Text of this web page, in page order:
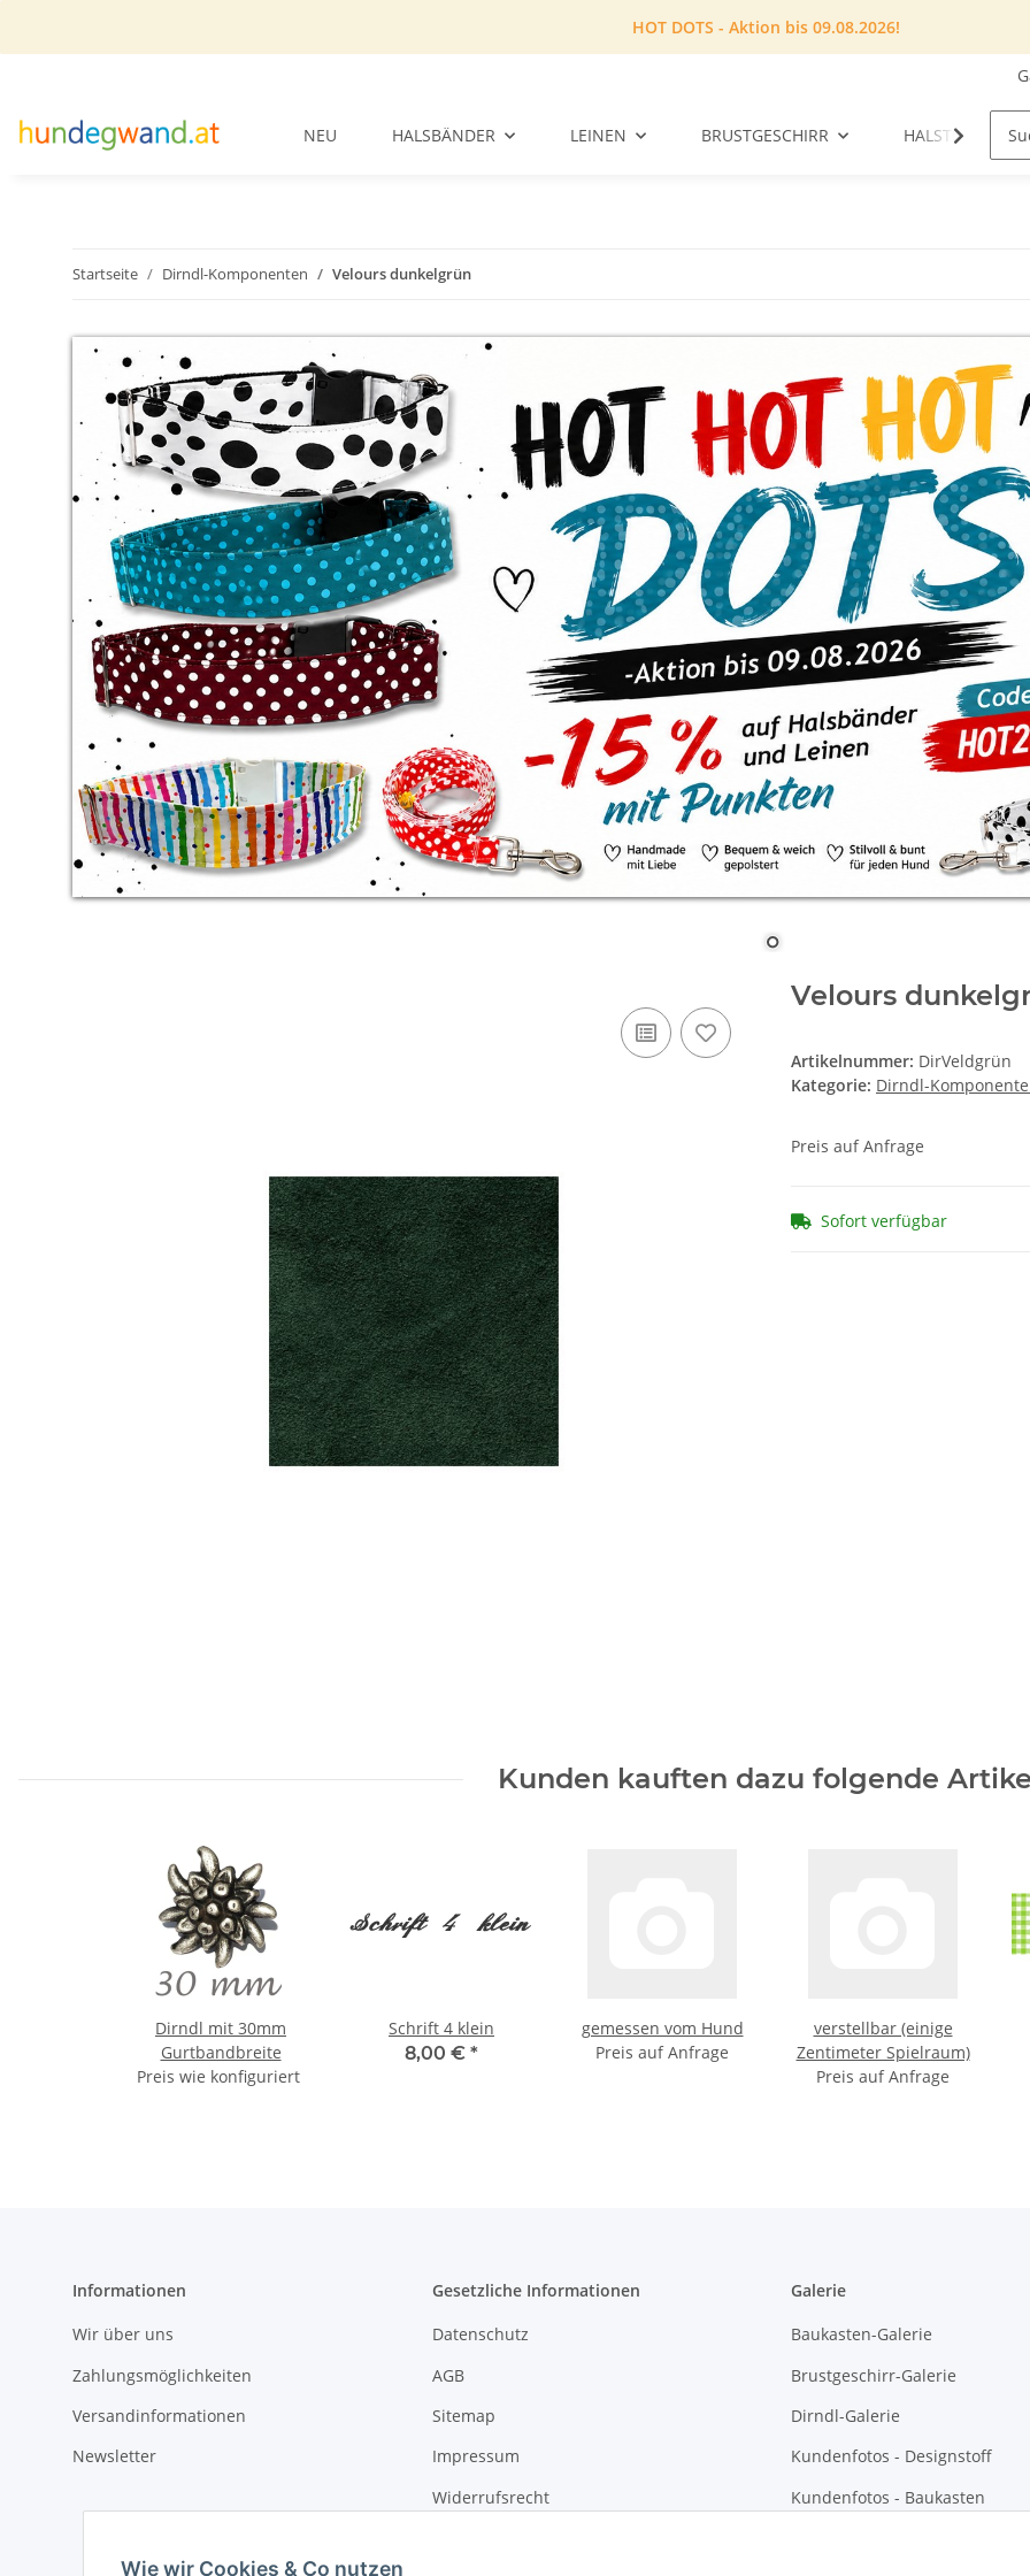
HOT DOTS - Aktion bis 09.08.2026!
NEU HALSBÄNDER LEINEN BRUSTGESCHIRR HALSTUCH
Startseite Dirndl-Komponenten Velours dunkelgrün
Velours
Artikelnummer: DirVeldgrün
Kategorie: Dirndl-
Preis auf Anfrage
Sofort verfügbar
Kunden kauften dazu folgende
Dirndl mit 30mm
Gurtbandbreite
Preis wie konfiguriert
Schrift 4 klein
8,00 € *
gemessen vom Hund
Preis auf Anfrage
verstellbar (einige
Zentimeter Spielraum)
Preis auf Anfrage
Informationen
Wir über uns
Zahlungsmöglichkeiten
Versandinformationen
Newsletter
Gesetzliche Informationen
Datenschutz
AGB
Sitemap
Impressum
Widerrufsrecht
Galerie
Baukasten-Galerie
Brustgeschirr-Galerie
Dirndl-Galerie
Kundenfotos - Designstoff
Kundenfotos - Baukasten
Wie wir Cookies & Co nutzen